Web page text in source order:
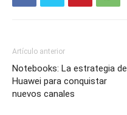
Artículo anterior
Notebooks: La estrategia de
Huawei para conquistar
nuevos canales